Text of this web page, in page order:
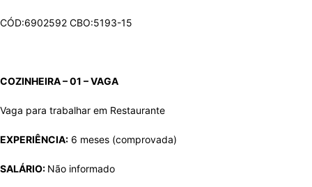
CÓD:6902592 CBO:5193-15
COZINHEIRA – 01 – VAGA
Vaga para trabalhar em Restaurante
EXPERIÊNCIA: 6 meses (comprovada)
SALÁRIO: Não informado